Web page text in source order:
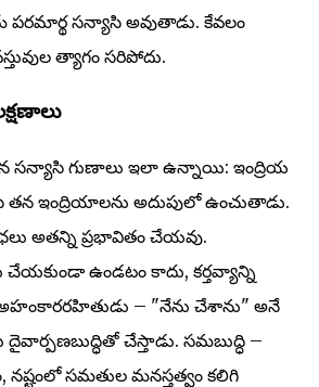
పరమార్థ సన్యాసి అవుతాడు. కేవలం
త్యాగం సరిపోదు.
సన్యాసి గుణాలు ఇలా ఉన్నాయి: ఇంద్రియ
ఇంద్రియాలను అదుపులో ఉంచుతాడు.
అతన్ని ప్రభావితం చేయవు.
చేయకుండా ఉండటం కాదు, కర్తవ్యాన్ని
అహంకారరహితుడు – "నేను చేశాను" అనే
దైవార్పణబుద్ధితో చేస్తాడు. సమబుద్ధి –
నష్టంలో సమతుల మనస్తత్వం కలిగి